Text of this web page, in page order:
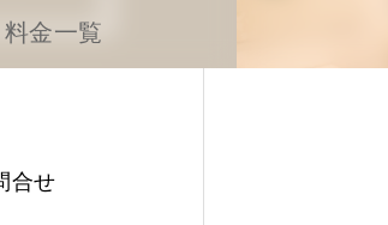
金一覧
合せ